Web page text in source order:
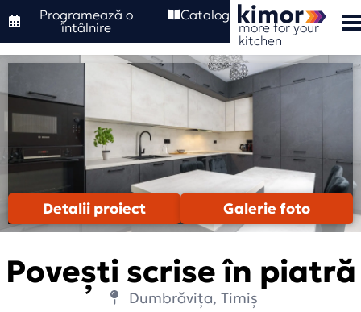
Programează o
întâlnire
Catalog
more for your
kitchen
Detalii proiect Galerie foto
Povești scrise în piatră
Dumbrăvița, Timiș